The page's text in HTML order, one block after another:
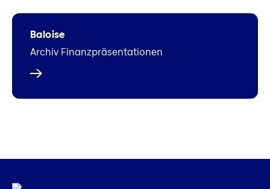
Baloise
Archiv Finanzpräsentationen